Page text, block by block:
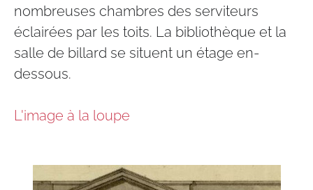
nombreuses chambres des serviteurs
éclairées par les toits. La bibliothèque et la
salle de billard se situent un étage en-
dessous.
L'image à la loupe